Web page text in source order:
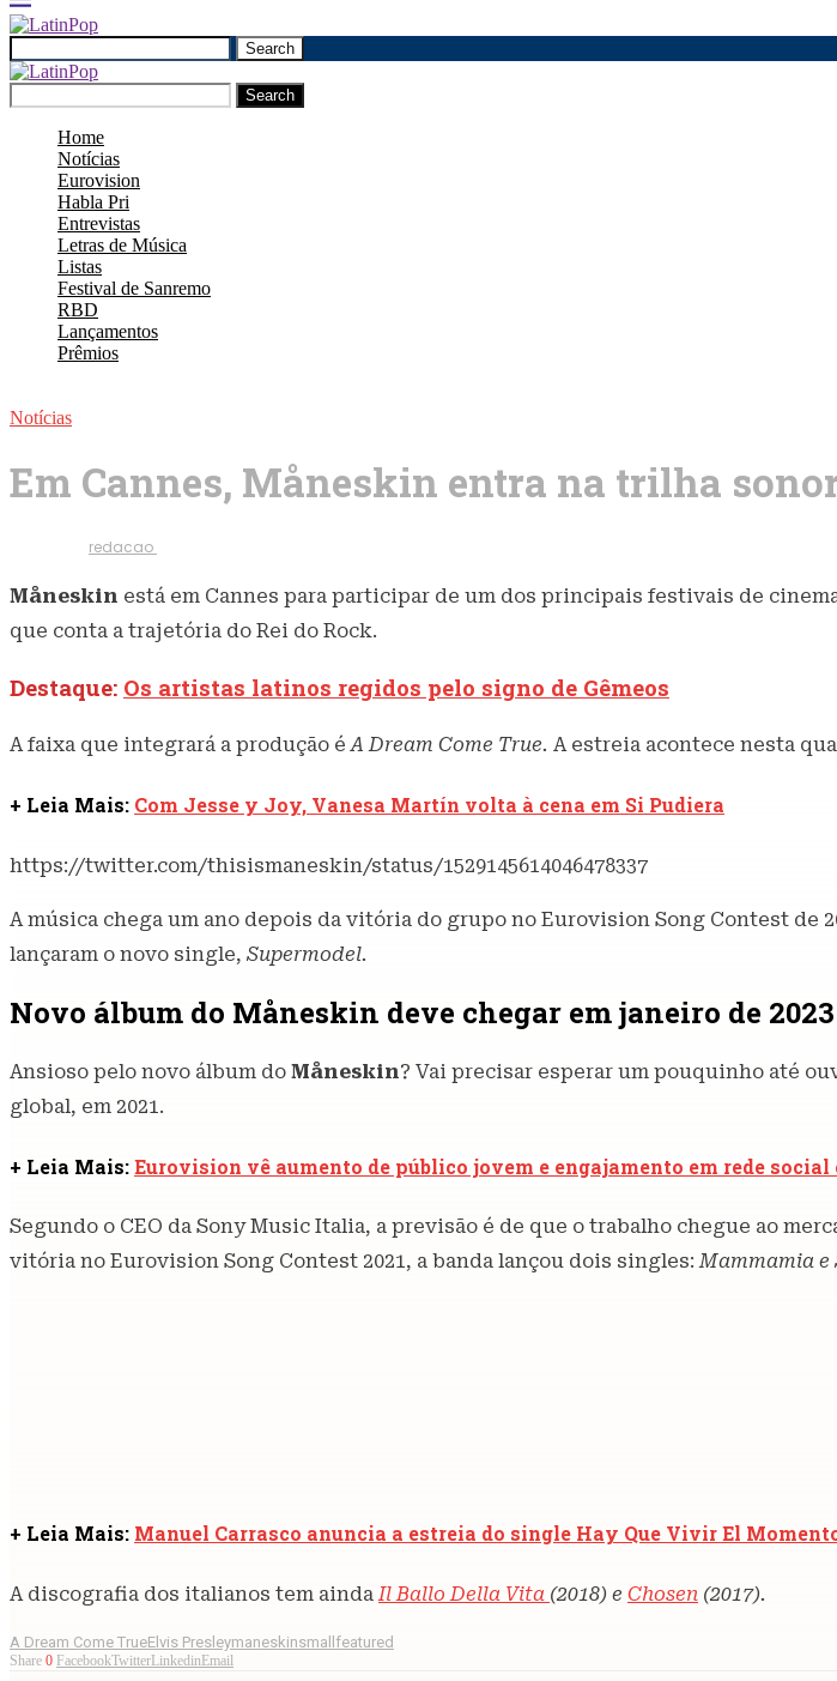
Search
Search
Home
Notícias
Eurovision
Habla Pri
Entrevistas
Letras de Música
Listas
Festival de Sanremo
RBD
Lançamentos
Prêmios
Notícias
Em Cannes, Måneskin entra na trilha
redacao
Måneskin está em Cannes para participar de um dos principais festivais de
que conta a trajetória do Rei do Rock.
Destaque: Os artistas latinos regidos pelo signo de Gêmeos
A faixa que integrará a produção éA Dream Come True. A estreia acontece nesta
+ Leia Mais: Com Jesse y Joy, Vanesa Martín volta à cena em Si Pudiera
https://twitter.com/thisismaneskin/status/1529145614046478337
A música chega um ano depois da vitória do grupo no Eurovision Song Contest de
lançaram o novo single, Supermodel.
Novo álbum do Måneskin deve chegar em janeiro de 2023
Ansioso pelo novo álbum do Måneskin? Vai precisar esperar um pouquinho até
global, em 2021.
+ Leia Mais:Eurovision vê aumento de público jovem e engajamento em rede social
Segundo o CEO da Sony Music Italia, a previsão é de que o trabalho chegue ao
vitória no Eurovision Song Contest 2021, a banda lançou dois singles:Mammamia e
+ Leia Mais: Manuel Carrasco anuncia a estreia do single Hay Que Vivir El
A discografia dos italianos tem ainda Il Ballo Della Vita (2018) e Chosen (2017).
A Dream Come TrueElvis Presleymaneskinsmallfeatured
Share 0 FacebookTwitterLinkedinEmail